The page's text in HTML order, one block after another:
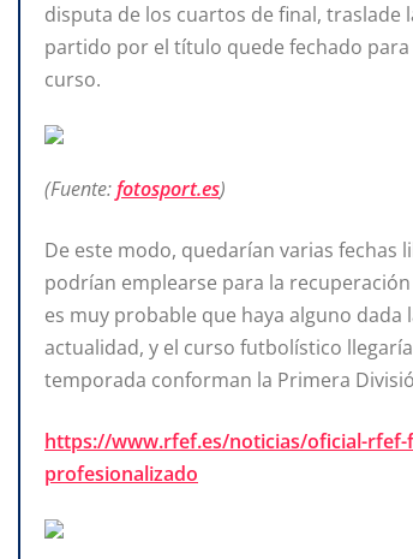
disputa de los cuartos de final, traslade
partido por el título quede fechado para
curso.
(Fuente:fotosport.es)
De este modo, quedarían varias
podrían emplearse para la
es muy probable que haya alguno
actualidad, y el curso futbolístico
temporada conforman la Primera
https://www.rfef.es/noticias/oficial-
profesionalizado